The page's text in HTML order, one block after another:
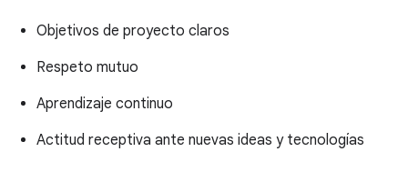
Objetivos de proyecto claros
Respeto mutuo
Aprendizaje continuo
Actitud receptiva ante nuevas ideas y tecnologías